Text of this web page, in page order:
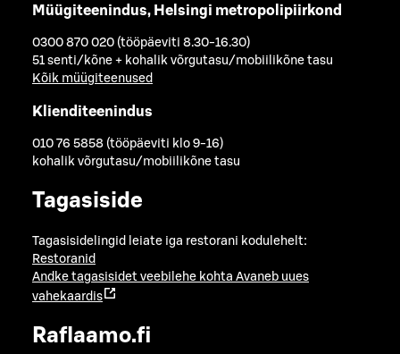
Müügiteenindus, Helsingi metropolipiirkond
0300 870 020 (tööpäeviti 8.30-16.30)
51 senti/kõne + kohalik võrgutasu/mobiilikõne tasu
Kõik müügiteenused
Klienditeenindus
010 76 5858 (tööpäeviti klo 9-16)
kohalik võrgutasu/mobiilikõne tasu
Tagasiside
Tagasisidelingid leiate iga restorani kodulehelt:
Restoranid
Andke tagasisidet veebilehe kohta Avaneb uues
vahekaardis
Raflaamo.fi